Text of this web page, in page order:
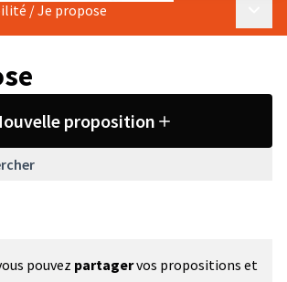
/Je propose
proposition
pouvez partagervos propositions et